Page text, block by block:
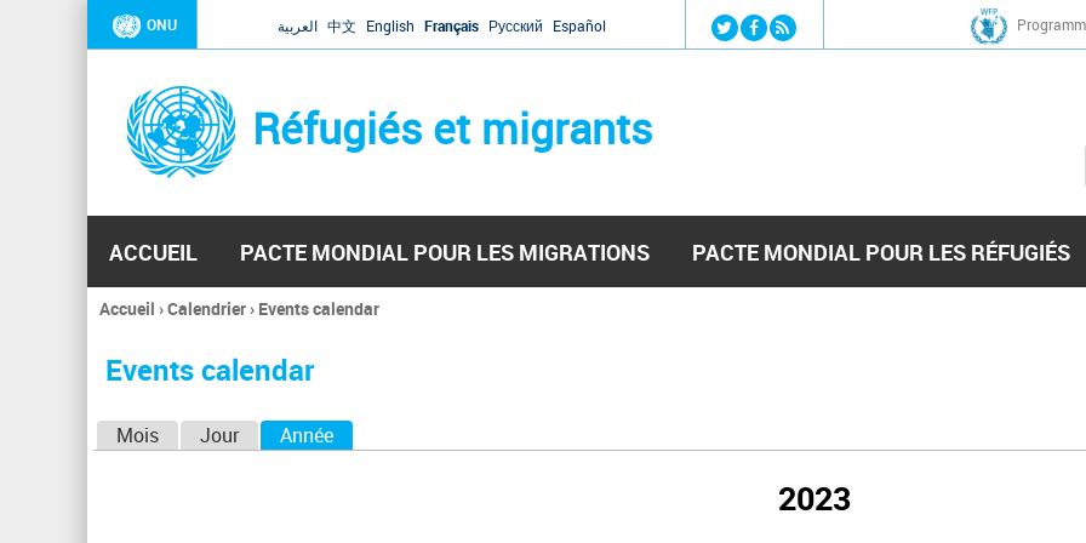
Jump to navigation
ONU العربية 中文 English Français Русский Español
Réfugiés et migrants
ACCUEIL PACTE MONDIAL POUR LES MIGRATIONS PACTE MONDIAL POUR LES RÉFUGIÉS
Vous
ici
Accueil ›Calendrier› Events calendar
Events calendar
Mois Jour Année
2023